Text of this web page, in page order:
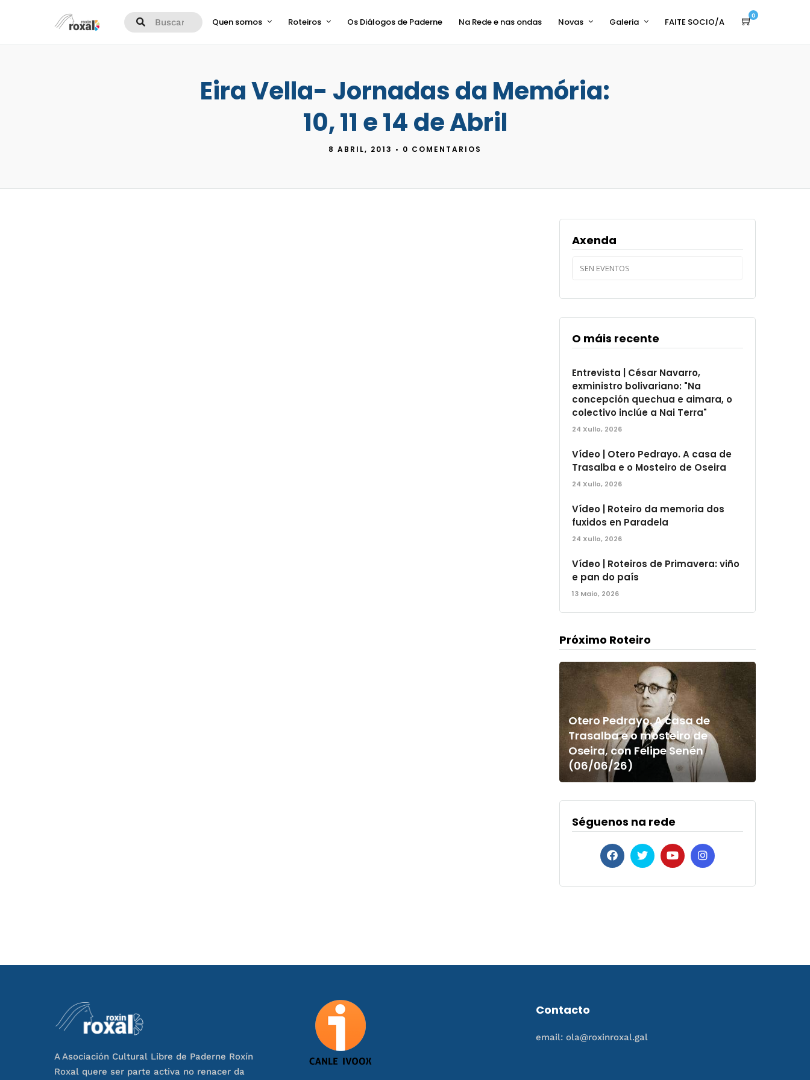
Quen somos Roteiros Os Diálogos de Paderne Na Rede e nas ondas Novas Galeria FAITE SOCIO/A
0
Eira Vella- Jornadas da Memória:
10, 11 e 14 de Abril
8 ABRIL, 2013 • 0 COMENTARIOS
Axenda
SEN EVENTOS
O máis recente
Entrevista | César Navarro,
exministro bolivariano: "Na
concepción quechua e aimara, o
colectivo inclúe a Nai Terra"
24 Xullo, 2026
Vídeo | Otero Pedrayo. A casa de
Trasalba e o Mosteiro de Oseira
24 Xullo, 2026
Vídeo | Roteiro da memoria dos
fuxidos en Paradela
24 Xullo, 2026
Vídeo | Roteiros de Primavera: viño
e pan do país
13 Maio, 2026
Próximo Roteiro
Otero Pedrayo. A casa de
Trasalba e o mosteiro de
Oseira, con Felipe Senén
(06/06/26)
Séguenos na rede
A Asociación Cultural Libre de Paderne Roxín
Roxal quere ser parte activa no renacer da
Contacto
email: ola@roxinroxal.gal